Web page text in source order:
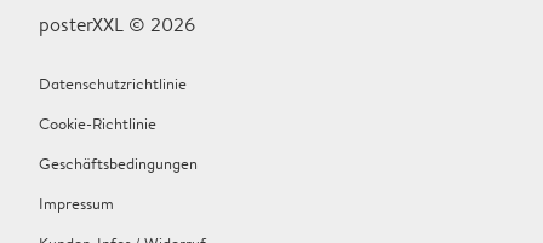
posterXXL © 2026
Datenschutzrichtlinie
Cookie-Richtlinie
Geschäftsbedingungen
Impressum